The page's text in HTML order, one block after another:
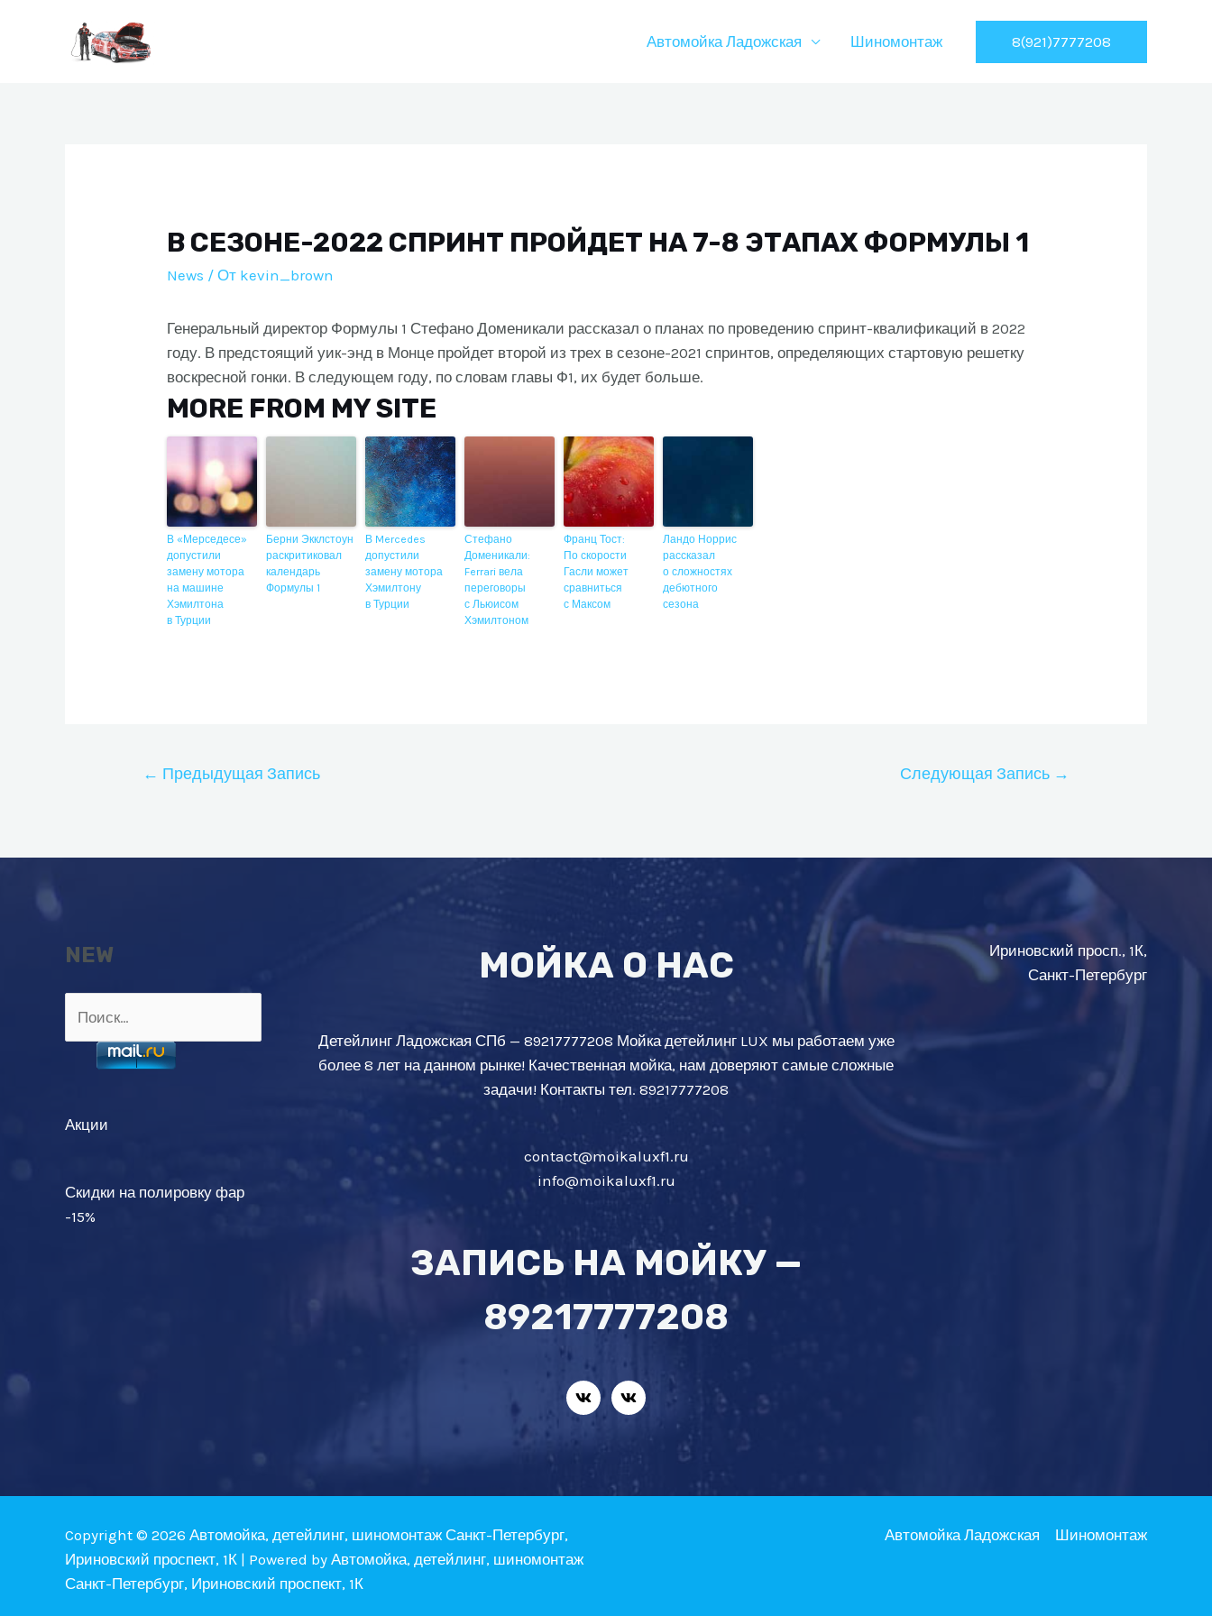
содержимому
Автомойка Ладожская Шиномонтаж 8(921)7777208
В СЕЗОНЕ-2022 СПРИНТ ПРОЙДЕТ НА 7-8 ЭТАПАХ ФОРМУЛЫ 1
News / От kevin_brown
Генеральный директор Формулы 1 Стефано Доменикали рассказал о планах по проведению спринт-квалификаций в 2022
году. В предстоящий уик-энд в Монце пройдет второй из трех в сезоне-2021 спринтов, определяющих стартовую решетку
воскресной гонки. В следующем году, по словам главы Ф1, их будет больше.
MORE FROM MY SITE
В «Мерседесе»
допустили
замену мотора
на машине
Хэмилтона
в Турции
Берни Экклстоун
раскритиковал
календарь
Формулы 1
В Mercedes
допустили
замену мотора
Хэмилтону
в Турции
Стефано
Доменикали:
Ferrari вела
переговоры
с Льюисом
Хэмилтоном
Франц Тост:
По скорости
Гасли может
сравниться
с Максом
Ландо Норрис
рассказал
о сложностях
дебютного
сезона
Навигация
← Предыдущая Запись Следующая Запись →
NEW
Акции
Скидки на полировку фар
-15%
МОЙКА О НАС
Детейлинг Ладожская СПб — 89217777208 Мойка детейлинг LUX мы работаем уже
более 8 лет на данном рынке! Качественная мойка, нам доверяют самые сложные
задачи! Контакты тел. 89217777208
contact@moikaluxf1.ru
info@moikaluxf1.ru
ЗАПИСЬ НА МОЙКУ —
89217777208
Ириновский просп., 1К,
Санкт-Петербург
Copyright © 2026 Автомойка, детейлинг, шиномонтаж Санкт-Петербург,
Ириновский проспект, 1К | Powered by Автомойка, детейлинг, шиномонтаж
Санкт-Петербург, Ириновский проспект, 1К
Автомойка Ладожская Шиномонтаж